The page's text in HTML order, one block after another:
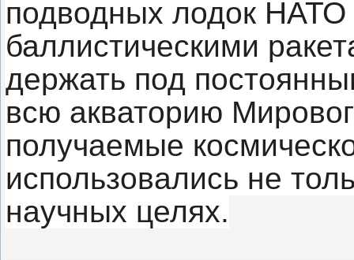
подводных лодок
баллистическими
держать под
всю акваторию
получаемые
использовались не
научных целях.